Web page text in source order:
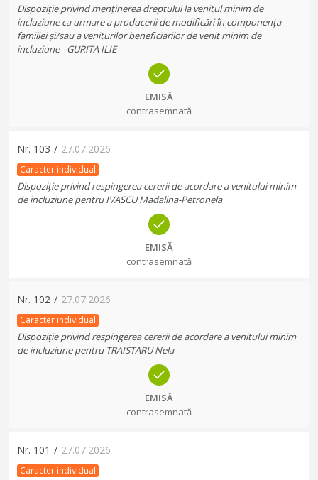
Dispoziție privind menținerea dreptului la venitul minim de
incluziune ca urmare a producerii de modificări în componența
familiei și/sau a veniturilor beneficiarilor de venit minim de
incluziune - GURITA ILIE
EMISĂ
contrasemnată
Nr. 103 / 27.07.2026
Caracter individual
Dispoziție privind respingerea cererii de acordare a venitului minim
de incluziune pentru IVASCU Madalina-Petronela
EMISĂ
contrasemnată
Nr. 102 / 27.07.2026
Caracter individual
Dispoziție privind respingerea cererii de acordare a venitului minim
de incluziune pentru TRAISTARU Nela
EMISĂ
contrasemnată
Nr. 101 / 27.07.2026
Caracter individual